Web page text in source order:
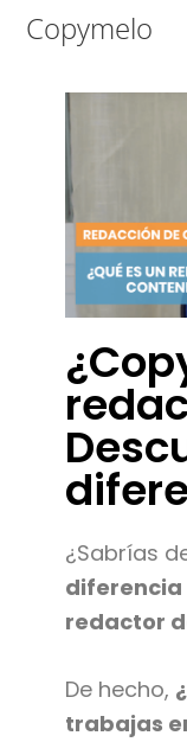
Saltar
navegación
Saltar
contenido
principal
Saltar
principal
Copymelo
¿Sabrías
diferencia
redactor
De hecho,
trabajas